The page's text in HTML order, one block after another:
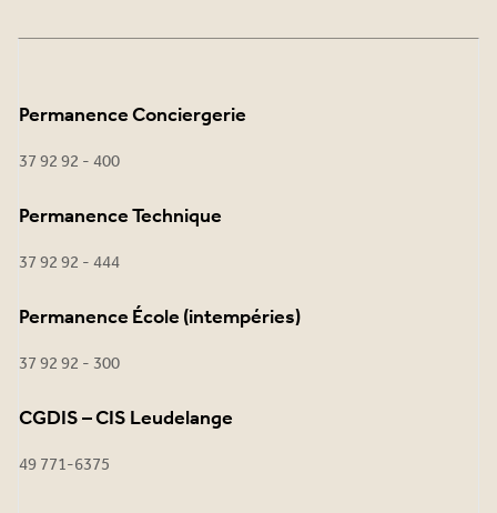
Permanence Conciergerie
37 92 92 - 400
Permanence Technique
37 92 92 - 444
Permanence École (intempéries)
37 92 92 - 300
CGDIS – CIS Leudelange
49 771-6375